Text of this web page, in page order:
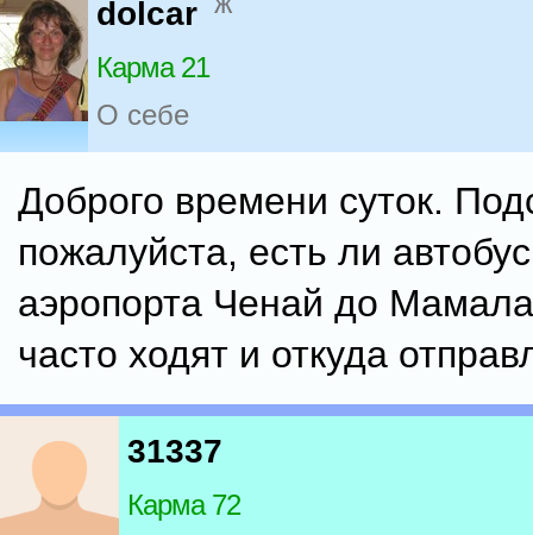
dolcar
Карма 21
О себе
Доброго времени суток.
пожалуйста, есть ли
аэропорта Ченай до
часто ходят и откуда
31337
Карма 72